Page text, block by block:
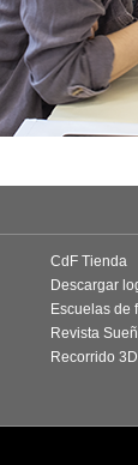
CdF Tienda
Descargar
Escuelas de
Revista
Recorrido